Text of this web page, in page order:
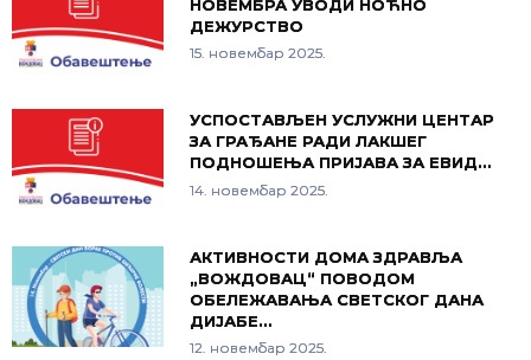
НОВЕМБРА УВОДИ НОЋНО
ДЕЖУРСТВО
15. новембар 2025.
УСПОСТАВЉЕН УСЛУЖНИ ЦЕНТАР
ЗА ГРАЂАНЕ РАДИ ЛАКШЕГ
ПОДНОШЕЊА ПРИЈАВА ЗА ЕВИД…
14. новембар 2025.
АКТИВНОСТИ ДОМА ЗДРАВЉА
„ВОЖДОВАЦ“ ПОВОДОМ
ОБЕЛЕЖАВАЊА СВЕТСКОГ ДАНА
ДИЈАБЕ…
12. новембар 2025.